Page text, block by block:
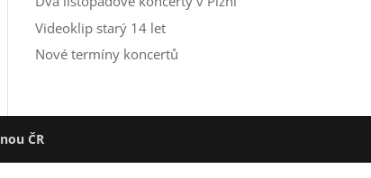
Videoklip starý 14 let
Nové termíny koncertů
ČR